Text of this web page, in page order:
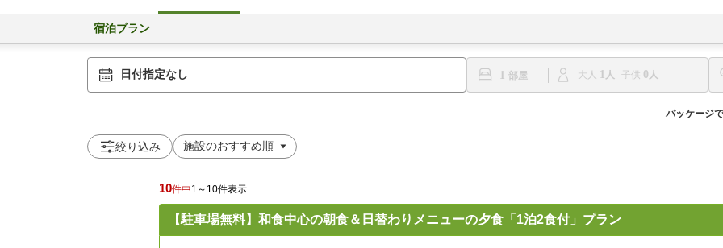
宿泊プラン
日付指定なし 1 大人 1 子供 0
パッケージ
絞り込み
10件中1～10件表示
【駐車場無料】和食中心の朝食＆日替わりメニューの夕食「1泊2食付」プラン